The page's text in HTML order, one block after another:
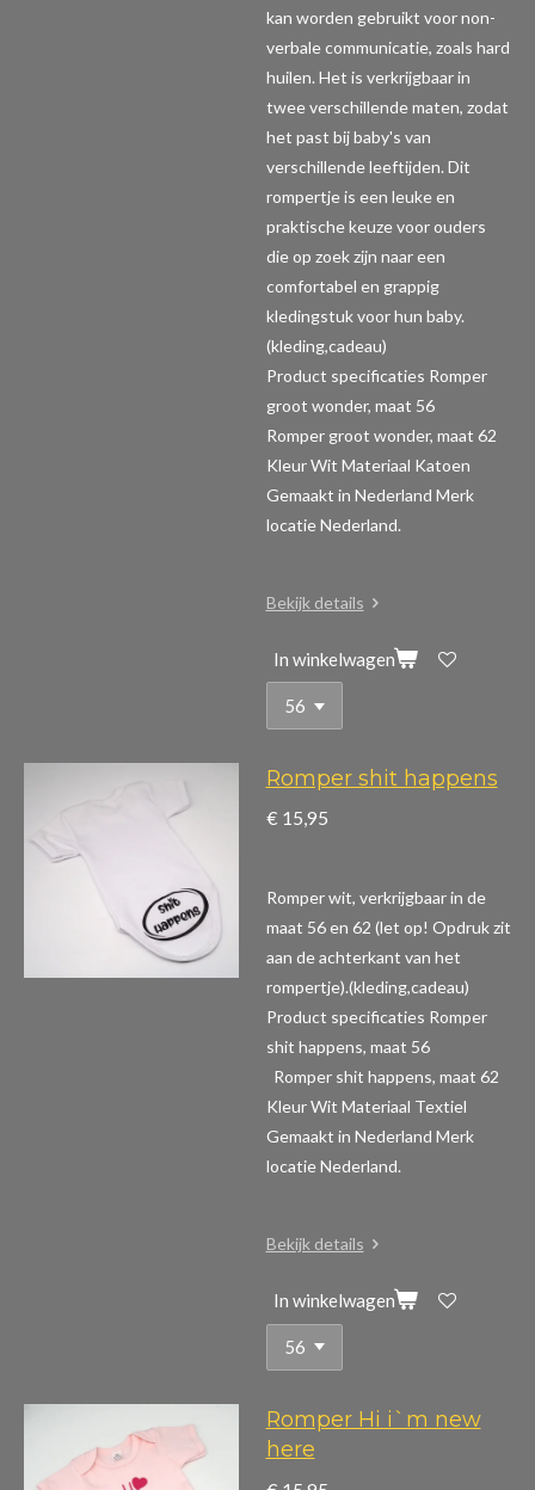
kan worden gebruikt voor non-
verbale communicatie, zoals hard
huilen. Het is verkrijgbaar in
twee verschillende maten, zodat
het past bij baby's van
verschillende leeftijden. Dit
rompertje is een leuke en
praktische keuze voor ouders
die op zoek zijn naar een
comfortabel en grappig
kledingstuk voor hun baby.
(kleding,cadeau)
Product specificaties Romper
groot wonder, maat 56
Romper groot wonder, maat 62
Kleur Wit Materiaal Katoen
Gemaakt in Nederland Merk
locatie Nederland.
Bekijk details
In winkelwagen
Romper shit happens
€ 15,95
Romper wit, verkrijgbaar in de
maat 56 en 62 (let op! Opdruk zit
aan de achterkant van het
rompertje).(kleding,cadeau)
Product specificaties Romper
shit happens, maat 56
Romper shit happens, maat 62
Kleur Wit Materiaal Textiel
Gemaakt in Nederland Merk
locatie Nederland.
Bekijk details
In winkelwagen
Romper Hi i`m new
here